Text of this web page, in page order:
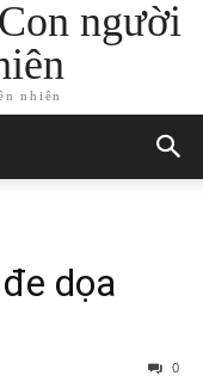
người
nhiên
dọa
0